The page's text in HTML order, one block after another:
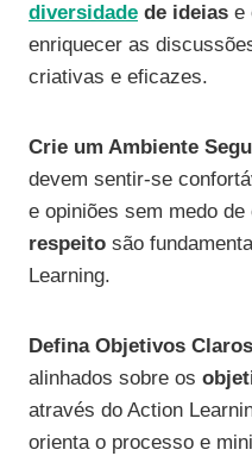
diversidade de ideias e
enriquecer as
criativas e eficazes.
Crie um Ambiente
devem sentir-se
e opiniões sem medo
respeito são
Learning.
Defina Objetivos
alinhados sobre os
através do Action
orienta o processo e